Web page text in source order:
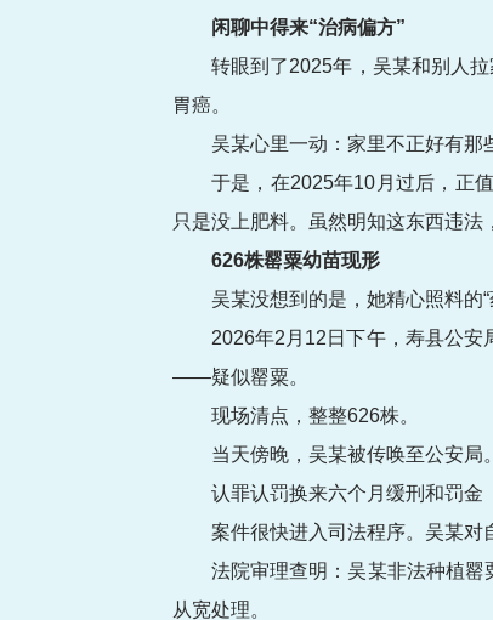
闲聊中得来“治病偏方”
转眼到了2025年，吴某和别人
胃癌。
吴某心里一动：家里不正好有那
于是，在2025年10月过后，正
只是没上肥料。虽然明知这东西违法
626株罂粟幼苗现形
吴某没想到的是，她精心照料的
2026年2月12日下午，寿县公安
——疑似罂粟。
现场清点，整整626株。
当天傍晚，吴某被传唤至公安局
认罪认罚换来六个月缓刑和罚金
案件很快进入司法程序。吴某对
法院审理查明：吴某非法种植罂
从宽处理。